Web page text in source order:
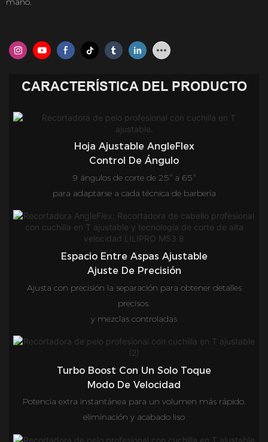
CARACTERÍSTICA DEL PRODUCTO
Hoja Ajustable AngleFlex
Control De Ángulo
9 ángulos de corte de 25° a 65°
para adaptarse a cada técnica de barbería
Espacio Entre Aspas Ajustable
Ajuste De Precisión
Ajusta con precisión la separación para obtener detalles
precisos.
y mezclas controladas
Turbo Boost Con Un Solo Toque
Modo De Velocidad
Potencia extra instantánea para un volumen más rápido.
eliminación y acabado liso